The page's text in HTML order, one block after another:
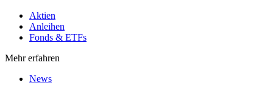
Aktien
Anleihen
Fonds & ETFs
Mehr erfahren
News